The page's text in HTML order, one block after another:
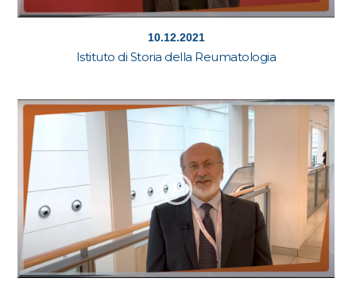
10.12.2021
Istituto di Storia della Reumatologia